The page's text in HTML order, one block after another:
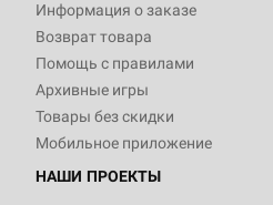
Информация о заказе
Возврат товара
Помощь с правилами
Архивные игры
Товары без скидки
Мобильное приложение
НАШИ ПРОЕКТЫ